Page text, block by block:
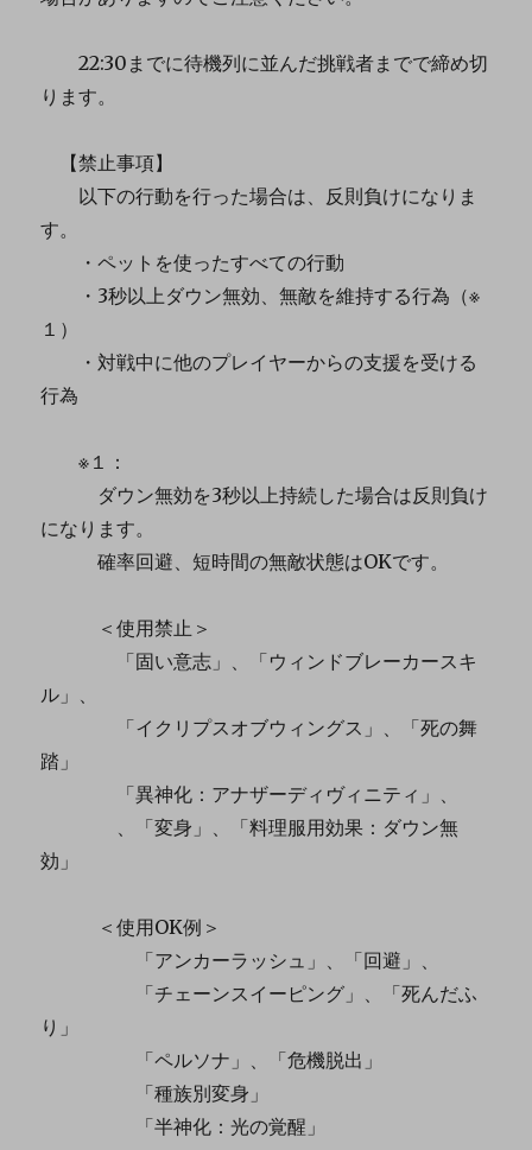
22:30までに待機列に並んだ挑戦者までで締め切
ります。
【禁止事項】
以下の行動を行った場合は、反則負けになりま
す。
・ペットを使ったすべての行動
・3秒以上ダウン無効、無敵を維持する行為（※
１）
・対戦中に他のプレイヤーからの支援を受ける
行為
※１：
ダウン無効を3秒以上持続した場合は反則負け
になります。
確率回避、短時間の無敵状態はOKです。
＜使用禁止＞
「固い意志」、「ウィンドブレーカースキ
ル」、
「イクリプスオブウィングス」、「死の舞
踏」
「異神化：アナザーディヴィニティ」、
、「変身」、「料理服用効果：ダウン無
効」
＜使用OK例＞
「アンカーラッシュ」、「回避」、
「チェーンスイーピング」、「死んだふ
り」
「ペルソナ」、「危機脱出」
「種族別変身」
「半神化：光の覚醒」